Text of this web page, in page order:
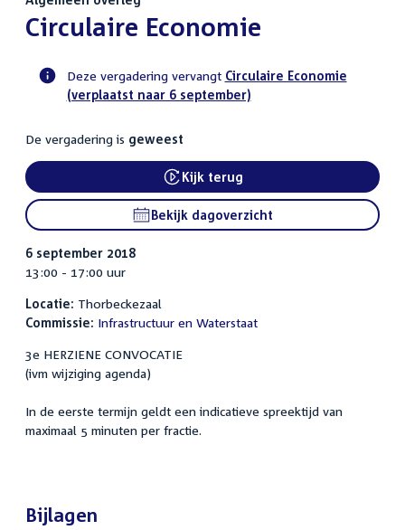
:Circulaire Economie
Voortgangsstatus
activiteit
Deze vergadering vervangt Circulaire Economie
(verplaatst naar 6 september)
De vergadering is geweest
External link:
Kijk terug
Bekijk dagoverzicht
6 september 2018
13:00 - 17:00 uur
Locatie: Thorbeckezaal
Commissie: Infrastructuur en Waterstaat
3e HERZIENE CONVOCATIE
(ivm wijziging agenda)
In de eerste termijn geldt een indicatieve spreektijd van
maximaal 5 minuten per fractie.
Bijlagen